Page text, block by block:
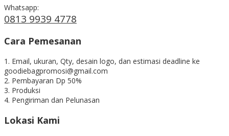
Whatsapp:
0813 9939 4778
Cara Pemesanan
1. Email, ukuran, Qty, desain logo, dan estimasi deadline ke
goodiebagpromosi@gmail.com
2. Pembayaran Dp 50%
3. Produksi
4. Pengiriman dan Pelunasan
Lokasi Kami